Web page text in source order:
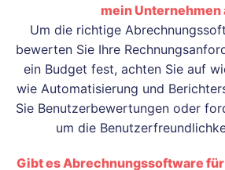
mein Unternehmen
Um die richtige
bewerten Sie Ihre
ein Budget fest, achten Sie auf
wie Automatisierung und
Sie Benutzerbewertungen oder
um die
Gibt es Abrechnungssoftware